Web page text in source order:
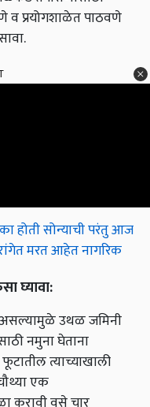
व प्रयोगशाळेत पाठवणे
होती सोन्याची परंतु आज
रांगेत मरत आहेत नागरिक
घ्यावा:
उथळ जमिनी
नमुना घेताना
त्याच्याखाली
एक